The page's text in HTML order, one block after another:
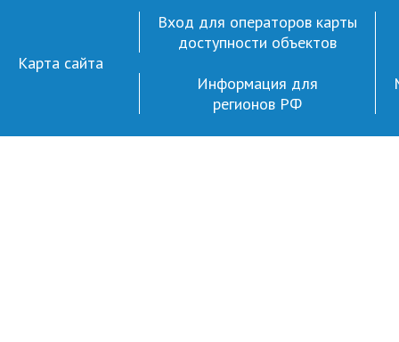
Карта сайта
Вход для операторов карты
доступности объектов
Информация для
регионов РФ